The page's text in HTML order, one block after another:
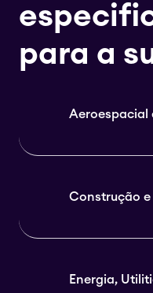
para a
Aeroespacial
Construção e
Energia,